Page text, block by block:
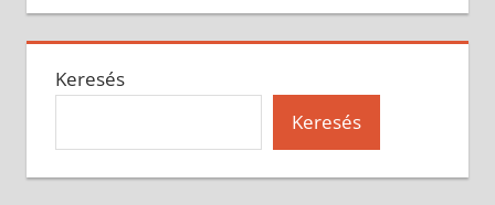
Keresés
Keresés